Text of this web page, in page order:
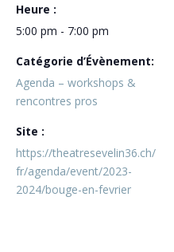
Heure :
5:00 pm - 7:00 pm
Catégorie d’Évènement:
Agenda – workshops &
rencontres pros
Site :
https://theatresevelin36.ch/
fr/agenda/event/2023-
2024/bouge-en-fevrier